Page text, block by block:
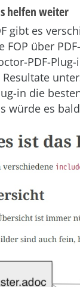
helfen weiter
gibt es
FOP über
PDF-
in die
würde es